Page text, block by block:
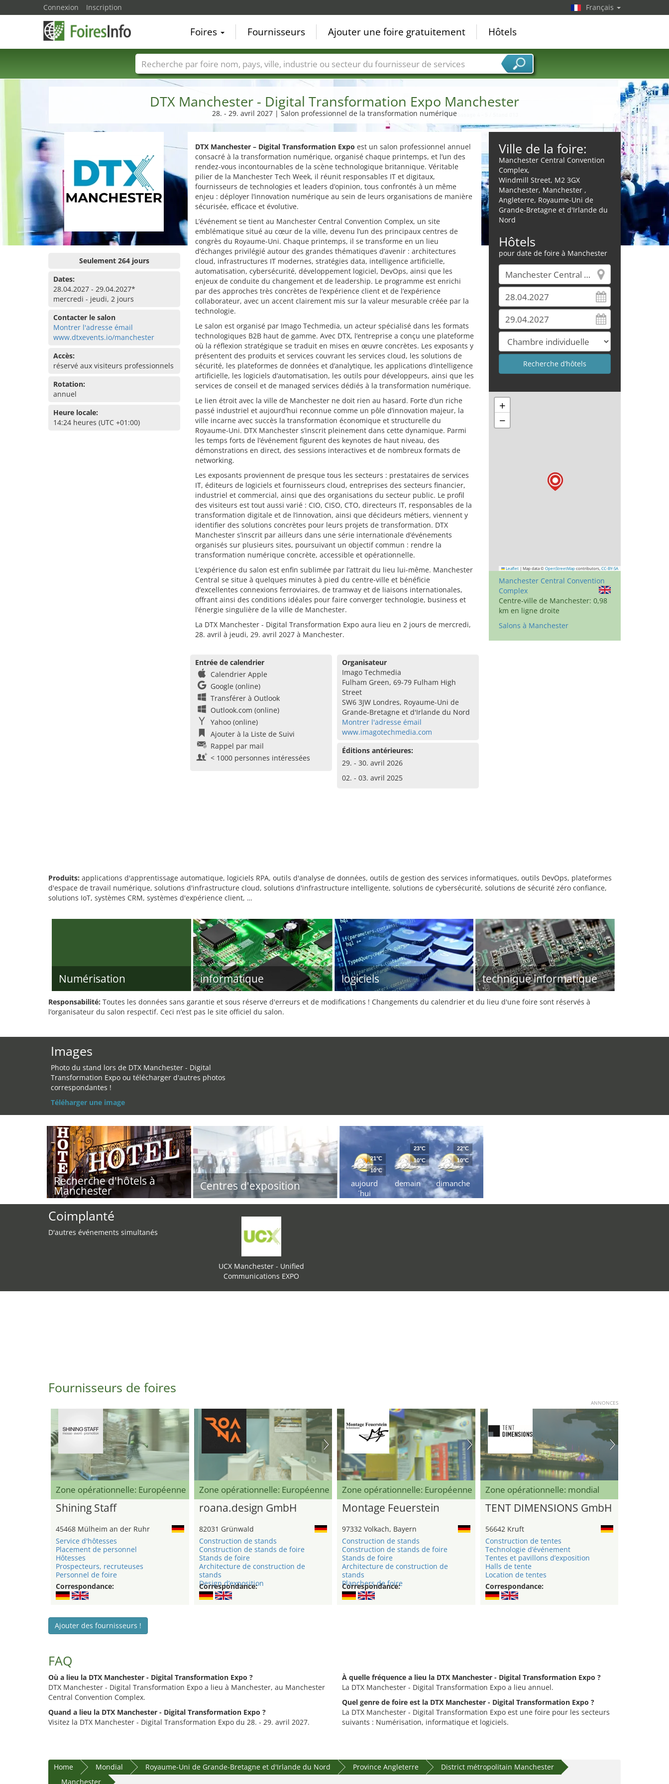
DTX Manchester - Digital Transformation Expo Manchester
28. - 29. avril 2027 | Salon professionnel de la transformation numérique
Seulement 264 jours
Dates:
28.04.2027 - 29.04.2027*
mercredi - jeudi, 2 jours
Contacter le salon
Montrer l'adresse émail
www.dtxevents.io/manchester
Accès:
réservé aux visiteurs professionnels
Rotation:
annuel
Heure locale:
14:24 heures (UTC +01:00)
DTX Manchester – Digital Transformation Expo est un salon professionnel annuel
consacré à la transformation numérique, organisé chaque printemps, et l’un des
rendez-vous incontournables de la scène technologique britannique. Véritable
pilier de la Manchester Tech Week, il réunit responsables IT et digitaux,
fournisseurs de technologies et leaders d’opinion, tous confrontés à un même
enjeu : déployer l’innovation numérique au sein de leurs organisations de manière
sécurisée, efficace et évolutive.
L’événement se tient au Manchester Central Convention Complex, un site
emblématique situé au cœur de la ville, devenu l’un des principaux centres de
congrès du Royaume-Uni. Chaque printemps, il se transforme en un lieu
d’échanges privilégié autour des grandes thématiques d’avenir : architectures
cloud, infrastructures IT modernes, stratégies data, intelligence artificielle,
automatisation, cybersécurité, développement logiciel, DevOps, ainsi que les
enjeux de conduite du changement et de leadership. Le programme est enrichi
par des approches très concrètes de l’expérience client et de l’expérience
collaborateur, avec un accent clairement mis sur la valeur mesurable créée par la
technologie.
Le salon est organisé par Imago Techmedia, un acteur spécialisé dans les formats
technologiques B2B haut de gamme. Avec DTX, l’entreprise a conçu une plateforme
où la réflexion stratégique se traduit en mises en œuvre concrètes. Les exposants y
présentent des produits et services couvrant les services cloud, les solutions de
sécurité, les plateformes de données et d’analytique, les applications d’intelligence
artificielle, les logiciels d’automatisation, les outils pour développeurs, ainsi que les
services de conseil et de managed services dédiés à la transformation numérique.
Le lien étroit avec la ville de Manchester ne doit rien au hasard. Forte d’un riche
passé industriel et aujourd’hui reconnue comme un pôle d’innovation majeur, la
ville incarne avec succès la transformation économique et structurelle du
Royaume-Uni. DTX Manchester s’inscrit pleinement dans cette dynamique. Parmi
les temps forts de l’événement figurent des keynotes de haut niveau, des
démonstrations en direct, des sessions interactives et de nombreux formats de
networking.
Les exposants proviennent de presque tous les secteurs : prestataires de services
IT, éditeurs de logiciels et fournisseurs cloud, entreprises des secteurs financier,
industriel et commercial, ainsi que des organisations du secteur public. Le profil
des visiteurs est tout aussi varié : CIO, CISO, CTO, directeurs IT, responsables de la
transformation digitale et de l’innovation, ainsi que décideurs métiers, viennent y
identifier des solutions concrètes pour leurs projets de transformation. DTX
Manchester s’inscrit par ailleurs dans une série internationale d’événements
organisés sur plusieurs sites, poursuivant un objectif commun : rendre la
transformation numérique concrète, accessible et opérationnelle.
L’expérience du salon est enfin sublimée par l’attrait du lieu lui-même. Manchester
Central se situe à quelques minutes à pied du centre-ville et bénéficie
d’excellentes connexions ferroviaires, de tramway et de liaisons internationales,
offrant ainsi des conditions idéales pour faire converger technologie, business et
l’énergie singulière de la ville de Manchester.
La DTX Manchester - Digital Transformation Expo aura lieu en 2 jours de mercredi,
28. avril à jeudi, 29. avril 2027 à Manchester.
Entrée de calendrier
Calendrier Apple
Google (online)
Transférer à Outlook
Outlook.com (online)
Yahoo (online)
Ajouter à la Liste de Suivi
Rappel par mail
< 1000 personnes intéressées
Organisateur
Imago Techmedia
Fulham Green, 69-79 Fulham High
Street
SW6 3JW Londres, Royaume-Uni de
Grande-Bretagne et d'Irlande du Nord
Montrer l'adresse émail
www.imagotechmedia.com
Éditions antérieures:
29. - 30. avril 2026
02. - 03. avril 2025
Ville de la foire:
Manchester Central Convention
Complex,
Windmill Street, M2 3GX
Manchester, Manchester ,
Angleterre, Royaume-Uni de
Grande-Bretagne et d'Irlande du
Nord
Hôtels
pour date de foire à Manchester
+
−
Leaflet | Map data © OpenStreetMap contributors, CC-BY-SA
Manchester Central Convention
Complex
Centre-ville de Manchester: 0,98
km en ligne droite
Salons à Manchester
Produits: applications d'apprentissage automatique, logiciels RPA, outils d'analyse de données, outils de gestion des services informatiques, outils DevOps, plateformes
d'espace de travail numérique, solutions d'infrastructure cloud, solutions d'infrastructure intelligente, solutions de cybersécurité, solutions de sécurité zéro confiance,
solutions IoT, systèmes CRM, systèmes d'expérience client, …
Numérisation informatique logiciels technique informatique
Responsabilité: Toutes les données sans garantie et sous réserve d'erreurs et de modifications ! Changements du calendrier et du lieu d'une foire sont réservés à
l’organisateur du salon respectif. Ceci n’est pas le site officiel du salon.
Images
Photo du stand lors de DTX Manchester - Digital
Transformation Expo ou télécharger d'autres photos
correspondantes !
Téléharger une image
Recherche d'hôtels à
Manchester Centres d'exposition
aujourd
´hui
21°C
10°C
demain
23°C
10°C
dimanche
22°C
10°C
Coimplanté
D'autres événements simultanés
UCX Manchester - Unified
Communications EXPO
Fournisseurs de foires
ANNONCES
Zone opérationnelle: Européenne
Shining Staff
45468 Mülheim an der Ruhr
Service d'hôtesses
Placement de personnel
Hôtesses
Prospecteurs, recruteuses
Personnel de foire
Correspondance:
Zone opérationnelle: Européenne
roana.design GmbH
82031 Grünwald
Construction de stands
Construction de stands de foire
Stands de foire
Architecture de construction de
stands
Design d’exposition
Correspondance:
Zone opérationnelle: Européenne
Montage Feuerstein
97332 Volkach, Bayern
Construction de stands
Construction de stands de foire
Stands de foire
Architecture de construction de
stands
Planchers de foire
Correspondance:
Zone opérationnelle: mondial
TENT DIMENSIONS GmbH
56642 Kruft
Construction de tentes
Technologie d’événement
Tentes et pavillons d’exposition
Halls de tente
Location de tentes
Correspondance:
Ajouter des fournisseurs !
FAQ
Où a lieu la DTX Manchester - Digital Transformation Expo ?
DTX Manchester - Digital Transformation Expo a lieu à Manchester, au Manchester
Central Convention Complex.
Quand a lieu la DTX Manchester - Digital Transformation Expo ?
Visitez la DTX Manchester - Digital Transformation Expo du 28. - 29. avril 2027.
À quelle fréquence a lieu la DTX Manchester - Digital Transformation Expo ?
La DTX Manchester - Digital Transformation Expo a lieu annuel.
Quel genre de foire est la DTX Manchester - Digital Transformation Expo ?
La DTX Manchester - Digital Transformation Expo est une foire pour les secteurs
suivants : Numérisation, informatique et logiciels.
Home Mondial Royaume-Uni de Grande-Bretagne et d'Irlande du Nord Province Angleterre
District métropolitain Manchester
Manchester
Connexion Inscription Français
Foires Fournisseurs Ajouter une foire gratuitement Hôtels
Foire noms Pays Villes Secteurs de foire Secteurs du fournisseur de services